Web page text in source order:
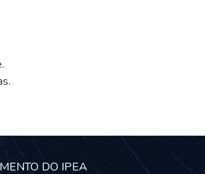
DO IPEA